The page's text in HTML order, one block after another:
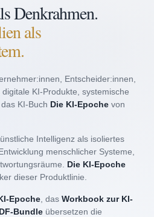
Denkrahmen.
als
Entscheider:innen,
KI-Produkte, systemische
KI-Buch Die KI-Epoche von
Intelligenz als isoliertes
menschlicher Systeme,
Die KI-Epoche
dieser Produktlinie.
Epoche , dasWorkbook zur KI-
Bundle übersetzen die